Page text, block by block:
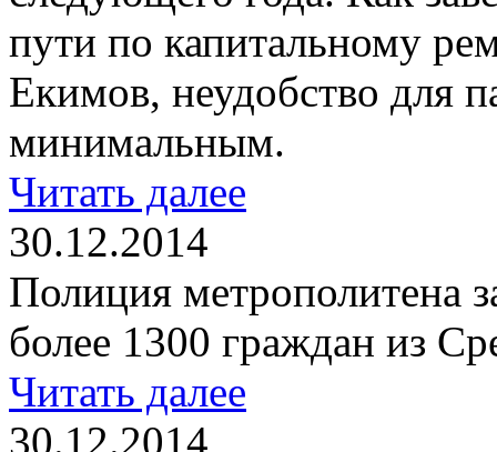
пути по капитальному
Екимов, неудобство для
минимальным.
Читать далее
30.12.2014
Полиция метрополитена
более 1300 граждан из
Читать далее
30.12.2014